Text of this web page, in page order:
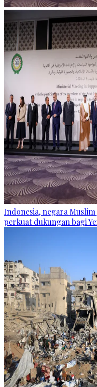
Indonesia, negara
perkuat dukungan bagi